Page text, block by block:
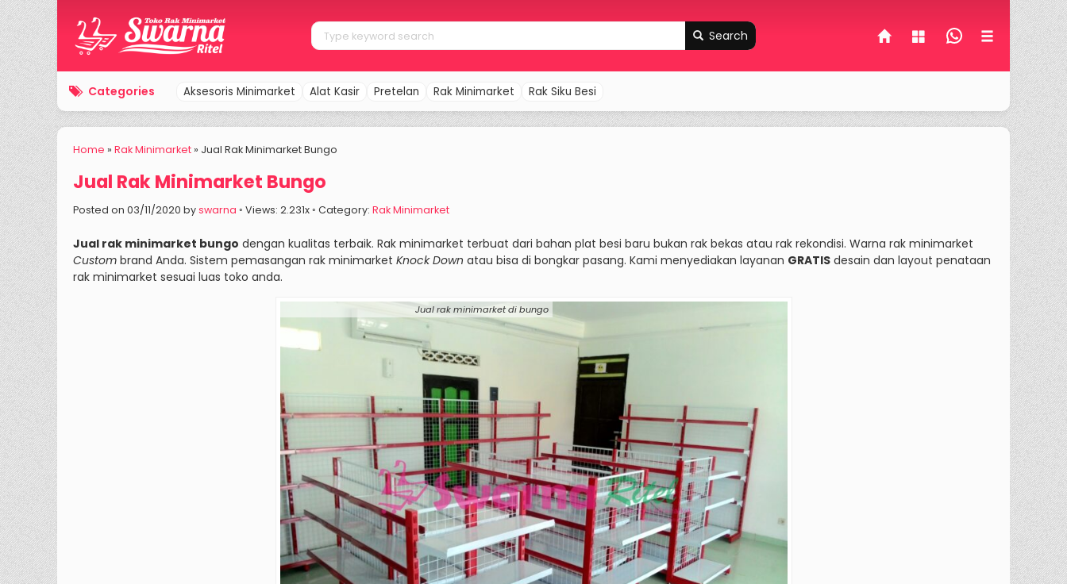
Search
Categories Aksesoris Minimarket Alat Kasir Pretelan Rak Minimarket Rak Siku Besi
Home » Rak Minimarket» Jual Rak Minimarket Bungo
Jual Rak Minimarket Bungo
Posted on 03/11/2020 byswarna ◦ Views: 2.231x ◦ Category: Rak Minimarket
Jual rak minimarket bungo dengan kualitas terbaik. Rak minimarket terbuat dari bahan plat besi baru bukan rak bekas atau rak rekondisi. Warna rak minimarket
Custom brand Anda. Sistem pemasangan rak minimarket Knock Down atau bisa di bongkar pasang. Kami menyediakan layanan GRATIS desain dan layout penataan
rak minimarket sesuai luas toko anda.
Jual rak minimarket di bungo